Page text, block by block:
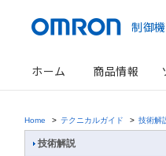
制御
ホーム 商品情報
Home > テクニカルガイド > 技術解
技術解説